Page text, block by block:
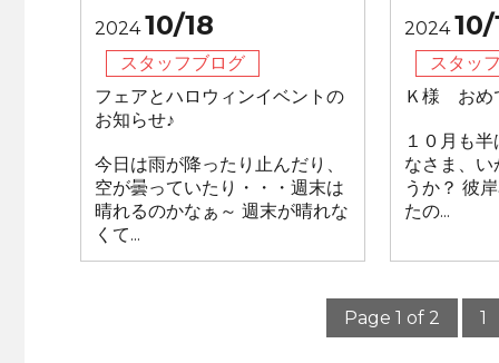
202410/18
スタッフブログ
フェアとハロウィンイベントの
お知らせ♪
今日は雨が降ったり止んだり、
空が曇っていたり・・・週末は
晴れるのかなぁ～ 週末が晴れな
くて...
202410/
スタッ
Ｋ様 おめ
１０月も
なさま、
うか？ 彼
たの...
Page 1 of 2 1